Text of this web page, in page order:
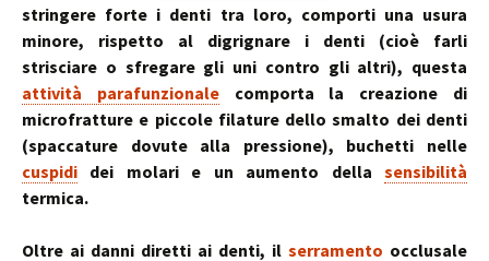
stringere forte i denti tra loro, comporti una usura
minore, rispetto al digrignare i denti (cioè farli
strisciare o sfregare gli uni contro gli altri), questa
attività parafunzionalecomporta la creazione di
microfratture e piccole filature dello smalto dei denti
(spaccature dovute alla pressione), buchetti nelle
cuspidi dei molari e un aumento della sensibilità
termica.
Oltre ai danni diretti ai denti, il serramento occlusale